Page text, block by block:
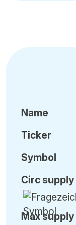
Name
Ticker
Symbol
Circ supply
Maxsupply